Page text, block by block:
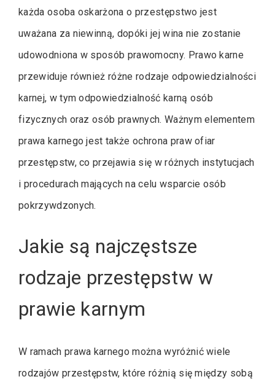
każda osoba oskarżona o przestępstwo jest
uważana za niewinną, dopóki jej wina nie zostanie
udowodniona w sposób prawomocny. Prawo karne
przewiduje również różne rodzaje odpowiedzialności
karnej, w tym odpowiedzialność karną osób
fizycznych oraz osób prawnych. Ważnym elementem
prawa karnego jest także ochrona praw ofiar
przestępstw, co przejawia się w różnych instytucjach
i procedurach mających na celu wsparcie osób
pokrzywdzonych.
Jakie są najczęstsze
rodzaje przestępstw w
prawie karnym
W ramach prawa karnego można wyróżnić wiele
rodzajów przestępstw, które różnią się między sobą